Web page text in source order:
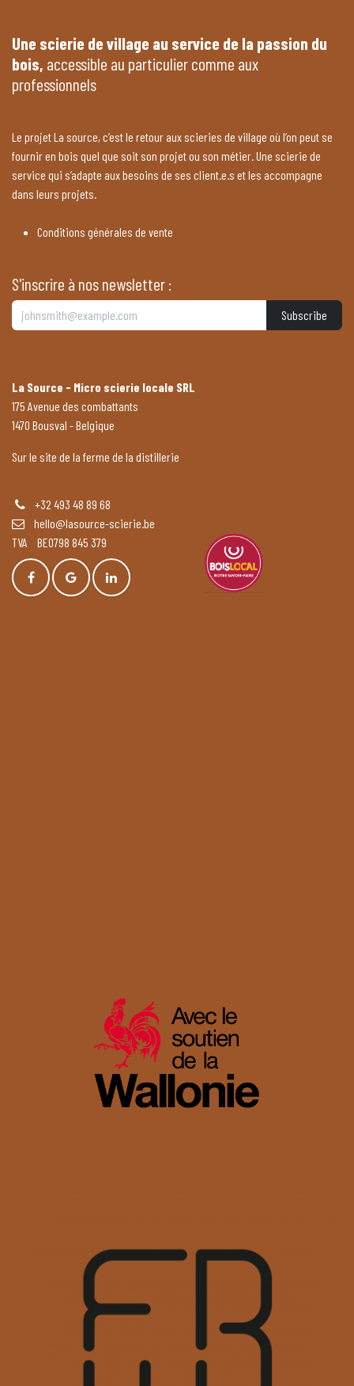
Une scierie de village au service de la passion du
bois, accessible au particulier comme aux
professionnels
Le projet La source, c’est le retour aux scieries de village où l’on peut se
fournir en bois quel que soit son projet ou son métier. Une scierie de
service qui s’adapte aux besoins de ses client.e.s et les accompagne
dans leurs projets.
Conditions générales de vente
S'inscrire à nos newsletter :
Subscribe
La Source - Micro scierie locale SRL
175 Avenue des combattants
1470 Bousval - Belgique
Sur le site de la ferme de la distillerie
+32 493 48 89 68
hello@lasource-scierie.be
TVA BE0798 845 379